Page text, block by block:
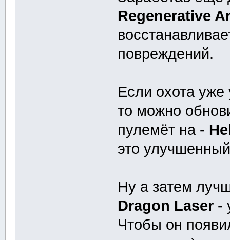
Regenerative
повреждений.
Если охота уже
то можно
пулемёт на -
это
Ну а затем
Dragon Laser -
Чтобы он